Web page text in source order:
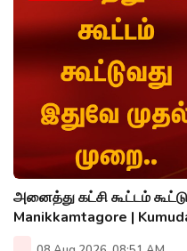
அனைத்து கட்சி கூட்டம்
Manikkamtagore |